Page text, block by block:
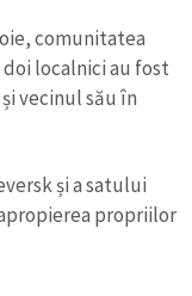
comunitatea
localnici au fost
vecinul său în
și a satului
propriilor